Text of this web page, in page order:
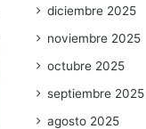
diciembre 2025
noviembre 2025
octubre 2025
septiembre 2025
agosto 2025